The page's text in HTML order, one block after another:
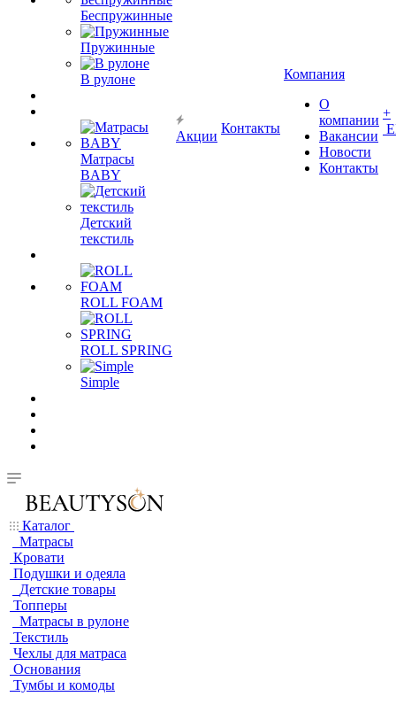
Беспружинные
Пружинные
В рулоне
Матрасы
BABY
Детский
текстиль
ROLL FOAM
ROLL SPRING
Simple
Акции
Контакты
Компания
О
компании
Вакансии
Новости
Контакты
+
Каталог
Матрасы
Кровати
Подушки и одеяла
Детские товары
Топперы
Матрасы в рулоне
Текстиль
Чехлы для матраса
Основания
Тумбы и комоды